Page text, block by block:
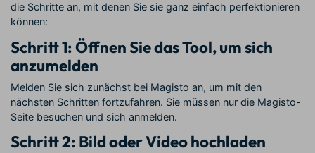
die Schritte an, mit denen Sie sie ganz einfach perfektionieren
können:
Schritt 1: Öffnen Sie das Tool, um sich
anzumelden
Melden Sie sich zunächst bei Magisto an, um mit den
nächsten Schritten fortzufahren. Sie müssen nur die Magisto-
Seite besuchen und sich anmelden.
Schritt 2: Bild oder Video hochladen